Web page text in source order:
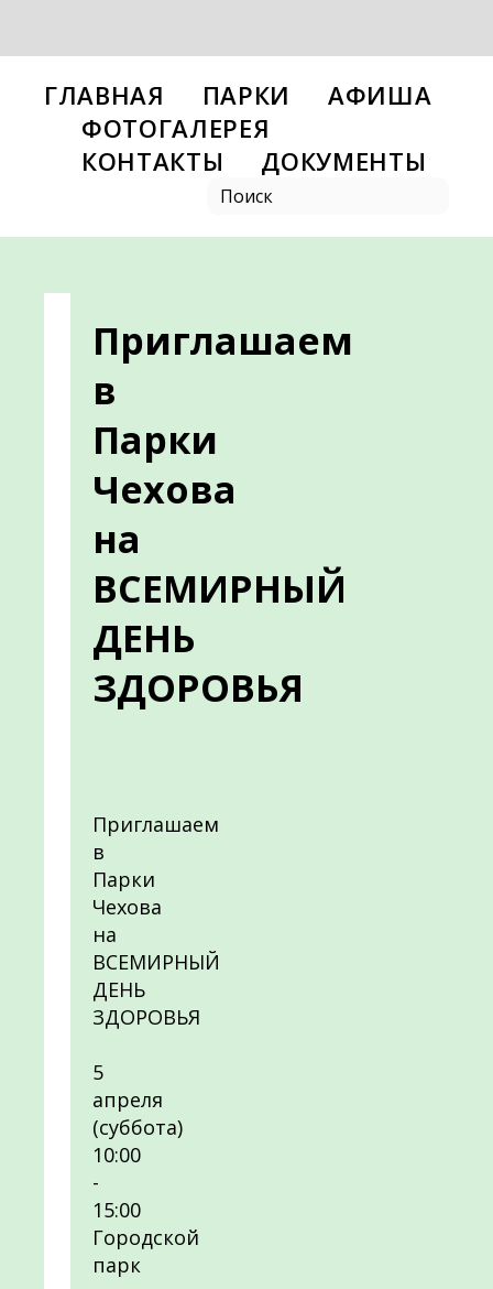
ГЛАВНАЯ ПАРКИ
АФИША
ФОТОГАЛЕРЕЯ
КОНТАКТЫ
ДОКУМЕНТЫ
Приглашаем
в
Парки
Чехова
на
ВСЕМИРНЫЙ
ДЕНЬ
ЗДОРОВЬЯ
Приглашаем
в
Парки
Чехова
на
ВСЕМИРНЫЙ
ДЕНЬ
ЗДОРОВЬЯ
5
апреля
(суббота)
10:00
-
15:00
Городской
парк